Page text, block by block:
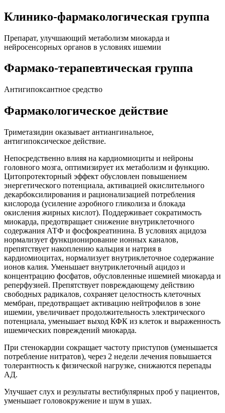
Клинико-фармакологическая группа
Препарат, улучшающий метаболизм миокарда и
нейросенсорных органов в условиях ишемии
Фармако-терапевтическая группа
Антигипоксантное средство
Фармакологическое действие
Триметазидин оказывает антиангинальное,
антигипоксическое действие.
Непосредственно влияя на кардиомиоциты и нейроны
головного мозга, оптимизирует их метаболизм и функцию.
Цитопротекторный эффект обусловлен повышением
энергетического потенциала, активацией окислительного
декарбоксилирования и рационализацией потребления
кислорода (усиление аэробного гликолиза и блокада
окисления жирных кислот). Поддерживает сократимость
миокарда, предотвращает снижение внутриклеточного
содержания АТФ и фосфокреатинина. В условиях ацидоза
нормализует функционирование ионных каналов,
препятствует накоплению кальция и натрия в
кардиомиоцитах, нормализует внутриклеточное содержание
ионов калия. Уменьшает внутриклеточный ацидоз и
концентрацию фосфатов, обусловленные ишемией миокарда и
реперфузией. Препятствует повреждающему действию
свободных радикалов, сохраняет целостность клеточных
мембран, предотвращает активацию нейтрофилов в зоне
ишемии, увеличивает продолжительность электрического
потенциала, уменьшает выход КФК из клеток и выраженность
ишемических повреждений миокарда.
При стенокардии сокращает частоту приступов (уменьшается
потребление нитратов), через 2 недели лечения повышается
толерантность к физической нагрузке, снижаются перепады
АД.
Улучшает слух и результаты вестибулярных проб у пациентов,
уменьшает головокружение и шум в ушах.